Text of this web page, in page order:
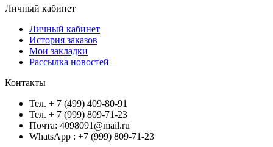
Личный кабинет
Личный кабинет
История заказов
Мои закладки
Рассылка новостей
Контакты
Тел. + 7 (499) 409-80-91
Тел. + 7 (999) 809-71-23
Почта: 4098091@mail.ru
WhatsApp : +7 (999) 809-71-23